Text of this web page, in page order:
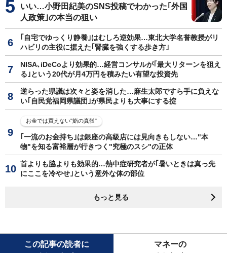
いい…小野田紀美のSNS投稿でわかった｢外国
人政策｣の本当の狙い
｢自宅でゆっくり静養｣はむしろ逆効果…東北大学名誉教授がリ
ハビリの主役に据えた｢腎臓を強くする歩き方｣
NISA､iDeCoより効果的…経営コンサルが｢最大リターンを狙え
る｣という20代が月4万円を積みたい有望な投資先
逆らった県議は次々と姿を消した…麻生太郎ですら手に負えな
い｢自民党福岡県議団｣が県民よりも大事にする掟
お金では買えない"鮨の真髄"
｢一流のお金持ち｣は銀座の高級店には見向きもしない…"本
物"を知る富裕層が行きつく"究極のスシ"の正体
首よりも脇よりも効果的…熱中症研究者が｢暑いときは真っ先
にここを冷やせ｣という意外な体の部位
もっと見る
この記事の読者に
マネーの